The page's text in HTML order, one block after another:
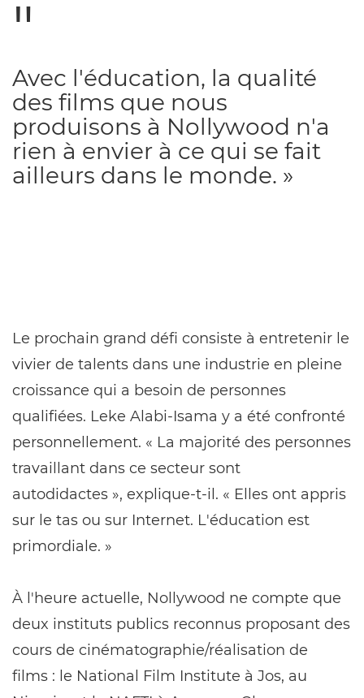
Avec l'éducation, la qualité
des films que nous
produisons à Nollywood n'a
rien à envier à ce qui se fait
ailleurs dans le monde. »
Le prochain grand défi consiste à entretenir le
vivier de talents dans une industrie en pleine
croissance qui a besoin de personnes
qualifiées. Leke Alabi-Isama y a été confronté
personnellement. « La majorité des personnes
travaillant dans ce secteur sont
autodidactes », explique-t-il. « Elles ont appris
sur le tas ou sur Internet. L'éducation est
primordiale. »
À l'heure actuelle, Nollywood ne compte que
deux instituts publics reconnus proposant des
cours de cinématographie/réalisation de
films : le National Film Institute à Jos, au